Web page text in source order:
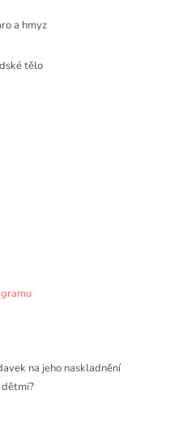
a hmyz
tělo
na jeho naskladnění